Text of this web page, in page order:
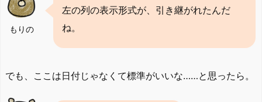
もりの
左の列の表示形式が、引き継がれたんだ
ね。
でも、ここは日付じゃなくて標準がいいな……と思ったら。